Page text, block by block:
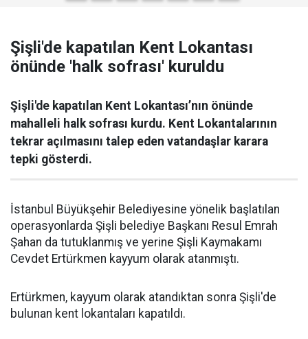
Şişli'de kapatılan Kent Lokantası
önünde 'halk sofrası' kuruldu
Şişli'de kapatılan Kent Lokantası’nın önünde
mahalleli halk sofrası kurdu. Kent Lokantalarının
tekrar açılmasını talep eden vatandaşlar karara
tepki gösterdi.
İstanbul Büyükşehir Belediyesine yönelik başlatılan
operasyonlarda Şişli belediye Başkanı Resul Emrah
Şahan da tutuklanmış ve yerine Şişli Kaymakamı
Cevdet Ertürkmen kayyum olarak atanmıştı.
Ertürkmen, kayyum olarak atandıktan sonra Şişli'de
bulunan kent lokantaları kapatıldı.